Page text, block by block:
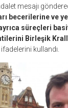
mesajı
becerilerine ve
süreçleri
Birleşik
ifadelerini kullandı.